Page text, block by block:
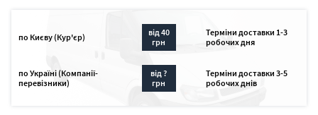
по Києву (Кур'єр)
від 40
грн
Терміни доставки 1-3
робочих дня
по Україні (Компанії-
перевізники)
від ?
грн
Терміни доставки 3-5
робочих днів